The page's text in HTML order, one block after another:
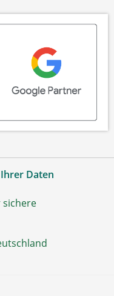
Daten
sichere